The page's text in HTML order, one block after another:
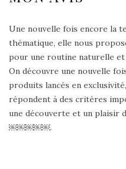
Une nouvelle fois encore la
thématique, elle nous
pour une routine naturelle et
On découvre une nouvelle
produits lancés en
répondent à des critères
une découverte et un
￼￼￼￼￼.